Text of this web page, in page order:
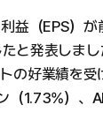
益（EPS）が
と発表しまし
の好業績を
（1.73%）、